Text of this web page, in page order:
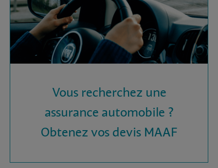
Vous recherchez une
assurance automobile ?
Obtenez vos devis MAAF